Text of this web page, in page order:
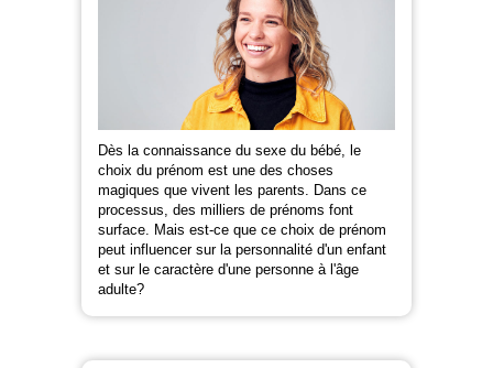
Dès la connaissance du sexe du bébé, le
choix du prénom est une des choses
magiques que vivent les parents. Dans ce
processus, des milliers de prénoms font
surface. Mais est-ce que ce choix de prénom
peut influencer sur la personnalité d'un enfant
et sur le caractère d'une personne à l'âge
adulte?